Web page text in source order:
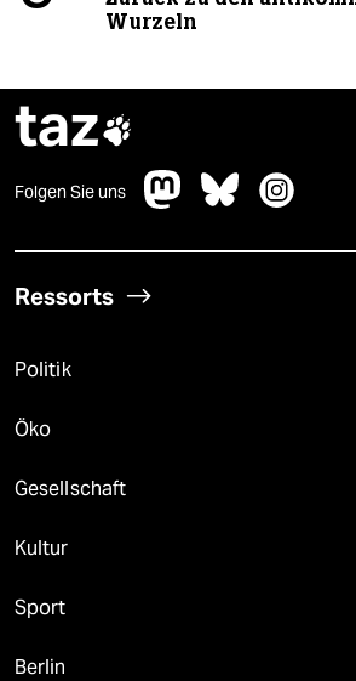
Wurzeln
taz
Folgen Sie uns
Ressorts
Politik
Öko
Gesellschaft
Kultur
Sport
Berlin